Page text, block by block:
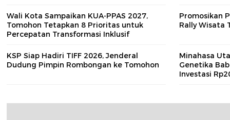
Wali Kota Sampaikan KUA‑PPAS 2027,
Tomohon Tetapkan 8 Prioritas untuk
Percepatan Transformasi Inklusif
Promosikan
Rally Wisata
KSP Siap Hadiri TIFF 2026, Jenderal
Dudung Pimpin Rombongan ke Tomohon
Minahasa
Genetika
Investasi